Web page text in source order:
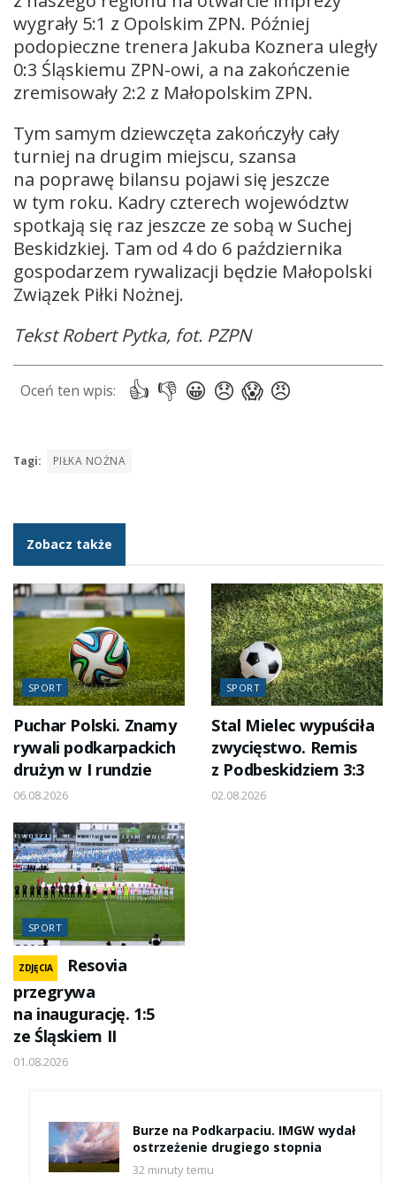
wygrały 5:1 z Opolskim ZPN. Później
podopieczne trenera Jakuba Koznera uległy
0:3 Śląskiemu ZPN-owi, a na zakończenie
zremisowały 2:2 z Małopolskim ZPN.
Tym samym dziewczęta zakończyły cały
turniej na drugim miejscu, szansa
na poprawę bilansu pojawi się jeszcze
w tym roku. Kadry czterech województw
spotkają się raz jeszcze ze sobą w Suchej
Beskidzkiej. Tam od 4 do 6 października
gospodarzem rywalizacji będzie Małopolski
Związek Piłki Nożnej.
Tekst Robert Pytka, fot. PZPN
Tagi: PIŁKA NOŻNA
Zobacz także
SPORT
Puchar Polski. Znamy
rywali podkarpackich
drużyn w I rundzie
06.08.2026
SPORT
Stal Mielec wypuściła
zwycięstwo. Remis
z Podbeskidziem 3:3
02.08.2026
SPORT
ZDJĘCIA
Resovia
przegrywa
na inaugurację. 1:5
ze Śląskiem II
01.08.2026
Burze na Podkarpaciu. IMGW wydał
ostrzeżenie drugiego stopnia
32 minuty temu